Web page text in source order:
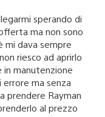
sperando di
ma non sono
mi dava sempre
riesco ad aprirlo
in manutenzione
ma senza
prendere Rayman
al prezzo